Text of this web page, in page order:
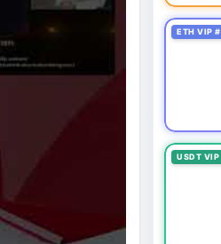
ETH VIP
USDT